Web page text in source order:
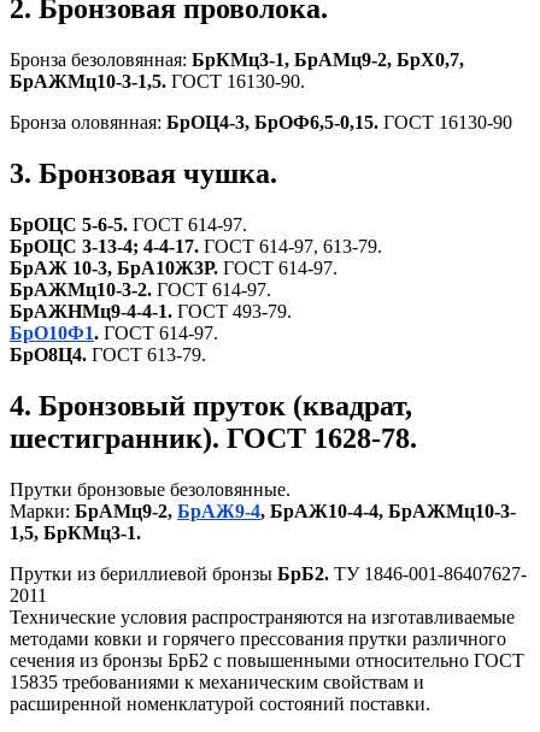
2. Бронзовая проволока.
Бронза безоловянная: БрКМц3-1, БрАМц9-2, БрХ0,7,
БрАЖМц10-3-1,5. ГОСТ 16130-90.
Бронза оловянная: БрОЦ4-3, БрОФ6,5-0,15. ГОСТ 16130-90
3. Бронзовая чушка.
БрОЦС 5-6-5. ГОСТ 614-97.
БрОЦС 3-13-4; 4-4-17. ГОСТ 614-97, 613-79.
БрАЖ 10-3, БрА10Ж3Р. ГОСТ 614-97.
БрАЖМц10-3-2. ГОСТ 614-97.
БрАЖНМц9-4-4-1. ГОСТ 493-79.
БрО10Ф1. ГОСТ 614-97.
БрО8Ц4. ГОСТ 613-79.
4. Бронзовый пруток (квадрат,
шестигранник). ГОСТ 1628-78.
Прутки бронзовые безоловянные.
Марки: БрАМц9-2, БрАЖ9-4, БрАЖ10-4-4, БрАЖМц10-3-
1,5, БрКМц3-1.
Прутки из бериллиевой бронзы БрБ2. ТУ 1846-001-86407627-
2011
Технические условия распространяются на изготавливаемые
методами ковки и горячего прессования прутки различного
сечения из бронзы БрБ2 с повышенными относительно ГОСТ
15835 требованиями к механическим свойствам и
расширенной номенклатурой состояний поставки.